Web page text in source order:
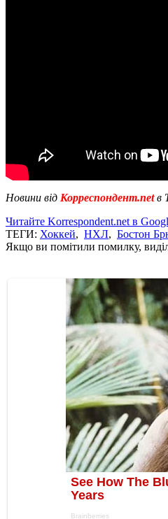
Новини від Корреспондент.netв
Читайте Korrespondent.net в
ТЕГИ: Хоккей, НХЛ, Бостон
Якщо ви помітили помилку,